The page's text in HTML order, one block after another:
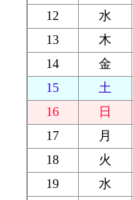
12
水
13
木
14
金
15
土
16
日
17
月
18
火
19
水